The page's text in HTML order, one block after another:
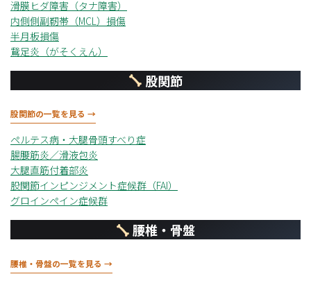
滑膜ヒダ障害（タナ障害）
内側側副靭帯（MCL）損傷
半月板損傷
鵞足炎（がそくえん）
股関節
股関節の一覧を見る →
ペルテス病・大腿骨頭すべり症
腸腰筋炎／滑液包炎
大腿直筋付着部炎
股関節インピンジメント症候群（FAI）
グロインペイン症候群
腰椎・骨盤
腰椎・骨盤の一覧を見る →